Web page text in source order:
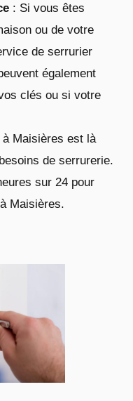
: Si vous êtes
ou de votre
de serrurier
également
clés ou si votre
Maisières est là
de serrurerie.
sur 24 pour
Maisières.